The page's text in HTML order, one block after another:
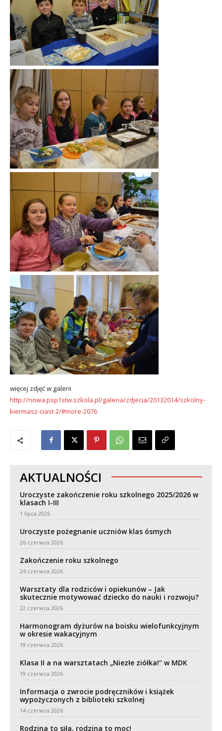
więcej zdjęć w galerii
http://nowa.psp1stw.szkola.pl/galeria/zdjecia/20132014/szkolny-
kiermasz-ciast-2/#more-2076
AKTUALNOŚCI
Uroczyste zakończenie roku szkolnego 2025/2026 w
klasach I-III
1 lipca 2026
Uroczyste pożegnanie uczniów klas ósmych
26 czerwca 2026
Zakończenie roku szkolnego
24 czerwca 2026
Warsztaty dla rodziców i opiekunów – Jak
skutecznie motywować dziecko do nauki i rozwoju?
22 czerwca 2026
Harmonogram dyżurów na boisku wielofunkcyjnym
w okresie wakacyjnym
19 czerwca 2026
Klasa II a na warsztatach „Niezłe ziółka!” w MDK
19 czerwca 2026
Informacja o zwrocie podręczników i książek
wypożyczonych z biblioteki szkolnej
14 czerwca 2026
Rodzina to siła, rodzina to moc!